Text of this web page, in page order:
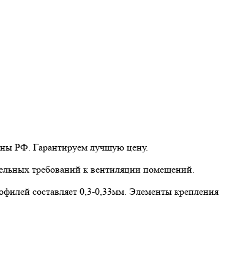
РФ. Гарантируем лучшую цену.
требований к вентиляции помещений.
составляет 0,3-0,33мм. Элементы крепления